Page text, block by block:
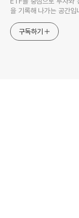
을 기록해 나가는 공간입
구독하기